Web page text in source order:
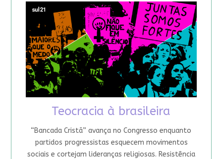
Teocracia à brasileira
“Bancada Cristã” avança no Congresso enquanto
partidos progressistas esquecem movimentos
sociais e cortejam lideranças religiosas. Resistência